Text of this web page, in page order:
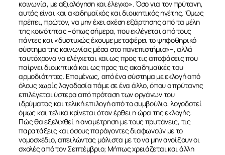
κοινωνία, με αξιολόγηση και έλεγχο». Όσο για τον πρύτανη,
αυτός είναι και ακαδημαϊκός και διοικητικός ηγέτης. Όμως
πρέπει, πρώτον, να μην έχει σχέση εξάρτησης από τα μέλη
της κοινότητας –όπως σήμερα, που εκλέγεται από τους
πάντες και «δυστυχώς έχουμε μεταφέρει το ψηφοθηρικό
σύστημα της κοινωνίας μέσα στο πανεπιστήμιο»–, αλλά
ταυτόχρονα να ελέγχεται και ως προς τις αποφάσεις που
παίρνει διοικητικά και ως προς τις ακαδημαϊκές του
αρμοδιότητες. Επομένως, από ένα σύστημα με εκλογή από
όλους χωρίς λογοδοσία πάμε σε ένα άλλο, όπου ο πρύτανης
επιλέγεται ύστερα από πρόταση των οργάνων του
ιδρύματος και τελική επιλογή από το συμβούλιο, λογοδοτεί
όμως και τελικά κρίνεται όταν έρθει η ώρα της εκλογής.
Πώς θα εξελιχθεί η αναμέτρηση με τους πρυτάνεις, τις
παρατάξεις και όσους παράγοντες διαφωνούν με το
νομοσχέδιο, απειλώντας μάλιστα με το να μην ανοίξουν οι
σχολές από τον Σεπτέμβριο; Μήπως χρειάζεται και άλλη